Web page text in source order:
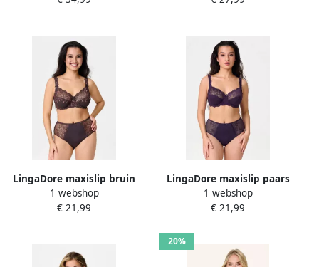
LingaDore maxislip bruin
1 webshop
€ 21,99
LingaDore maxislip paars
1 webshop
€ 21,99
20%